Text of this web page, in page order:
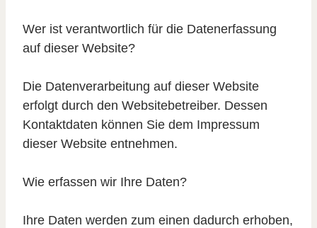
Wer ist verantwortlich für die Datenerfassung
auf dieser Website?
Die Datenverarbeitung auf dieser Website
erfolgt durch den Websitebetreiber. Dessen
Kontaktdaten können Sie dem Impressum
dieser Website entnehmen.
Wie erfassen wir Ihre Daten?
Ihre Daten werden zum einen dadurch erhoben,